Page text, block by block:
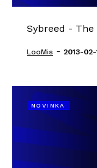
Sybreed - The
LooMis - 2013-02-
NOVINKA